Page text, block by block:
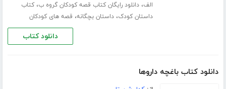
الف،دانلود رایگان کتاب قصه کودکان گروه ب،کتاب
داستان کودک،داستان بچگانه، قصه های کودکان
دانلود کتاب
دانلود کتاب باغچه داروها